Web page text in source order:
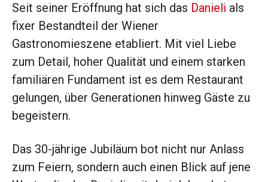
Seit seiner Eröffnung hat sich das Danieli als
fixer Bestandteil der Wiener
Gastronomieszene etabliert. Mit viel Liebe
zum Detail, hoher Qualität und einem starken
familiären Fundament ist es dem Restaurant
gelungen, über Generationen hinweg Gäste zu
begeistern.
Das 30-jährige Jubiläum bot nicht nur Anlass
zum Feiern, sondern auch einen Blick auf jene